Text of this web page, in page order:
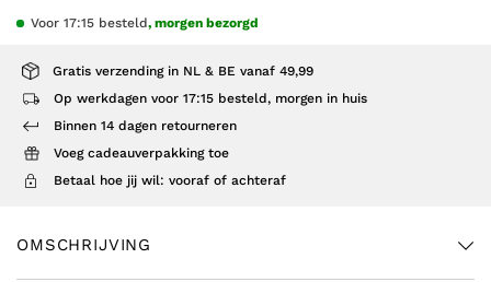
Gratis verzending in NL & BE vanaf 49,99
Op werkdagen voor 17:15 besteld, morgen in huis
Binnen 14 dagen retourneren
Voeg cadeauverpakking toe
Betaal hoe jij wil: vooraf of achteraf
Voor 17:15 besteld, morgen bezorgd
OMSCHRIJVING